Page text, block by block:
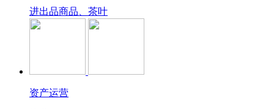
进出品商品、茶叶
资产运营